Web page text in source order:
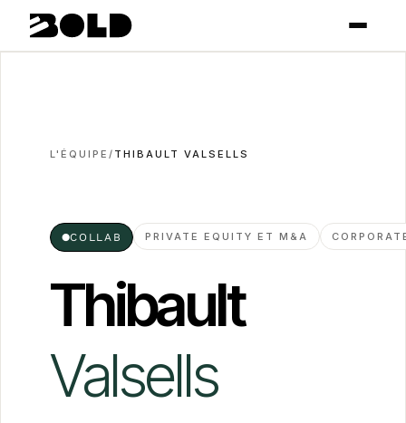
L'ÉQUIPE/ THIBAULT VALSELLS
●COLLAB PRIVATE EQUITY ET M&A
Thibault
Valsells